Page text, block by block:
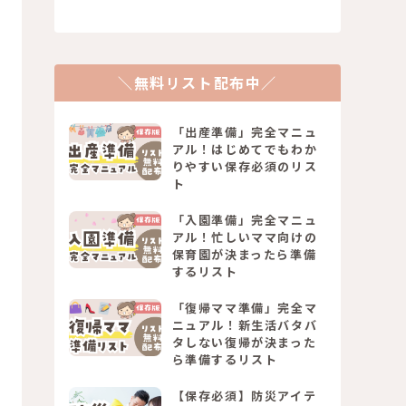
＼無料リスト配布中／
「出産準備」完全マニュ
アル！はじめてでもわか
りやすい保存必須のリス
ト
「入園準備」完全マニュ
アル！忙しいママ向けの
保育園が決まったら準備
するリスト
「復帰ママ準備」完全マ
ニュアル！新生活バタバ
タしない復帰が決まった
ら準備するリスト
【保存必須】防災アイテ